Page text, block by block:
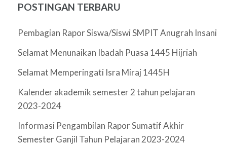
POSTINGAN TERBARU
Pembagian Rapor Siswa/Siswi SMPIT Anugrah Insani
Selamat Menunaikan Ibadah Puasa 1445 Hijriah
Selamat Memperingati Isra Miraj 1445H
Kalender akademik semester 2 tahun pelajaran
2023-2024
Informasi Pengambilan Rapor Sumatif Akhir
Semester Ganjil Tahun Pelajaran 2023-2024